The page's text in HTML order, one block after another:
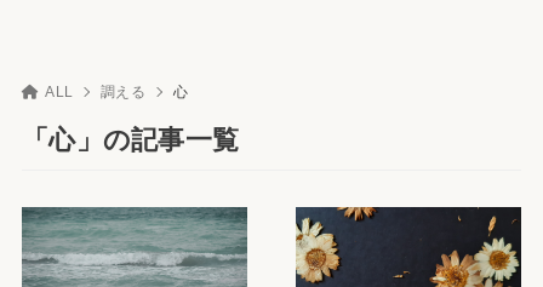
ALL 調える 心
「心」の記事一覧